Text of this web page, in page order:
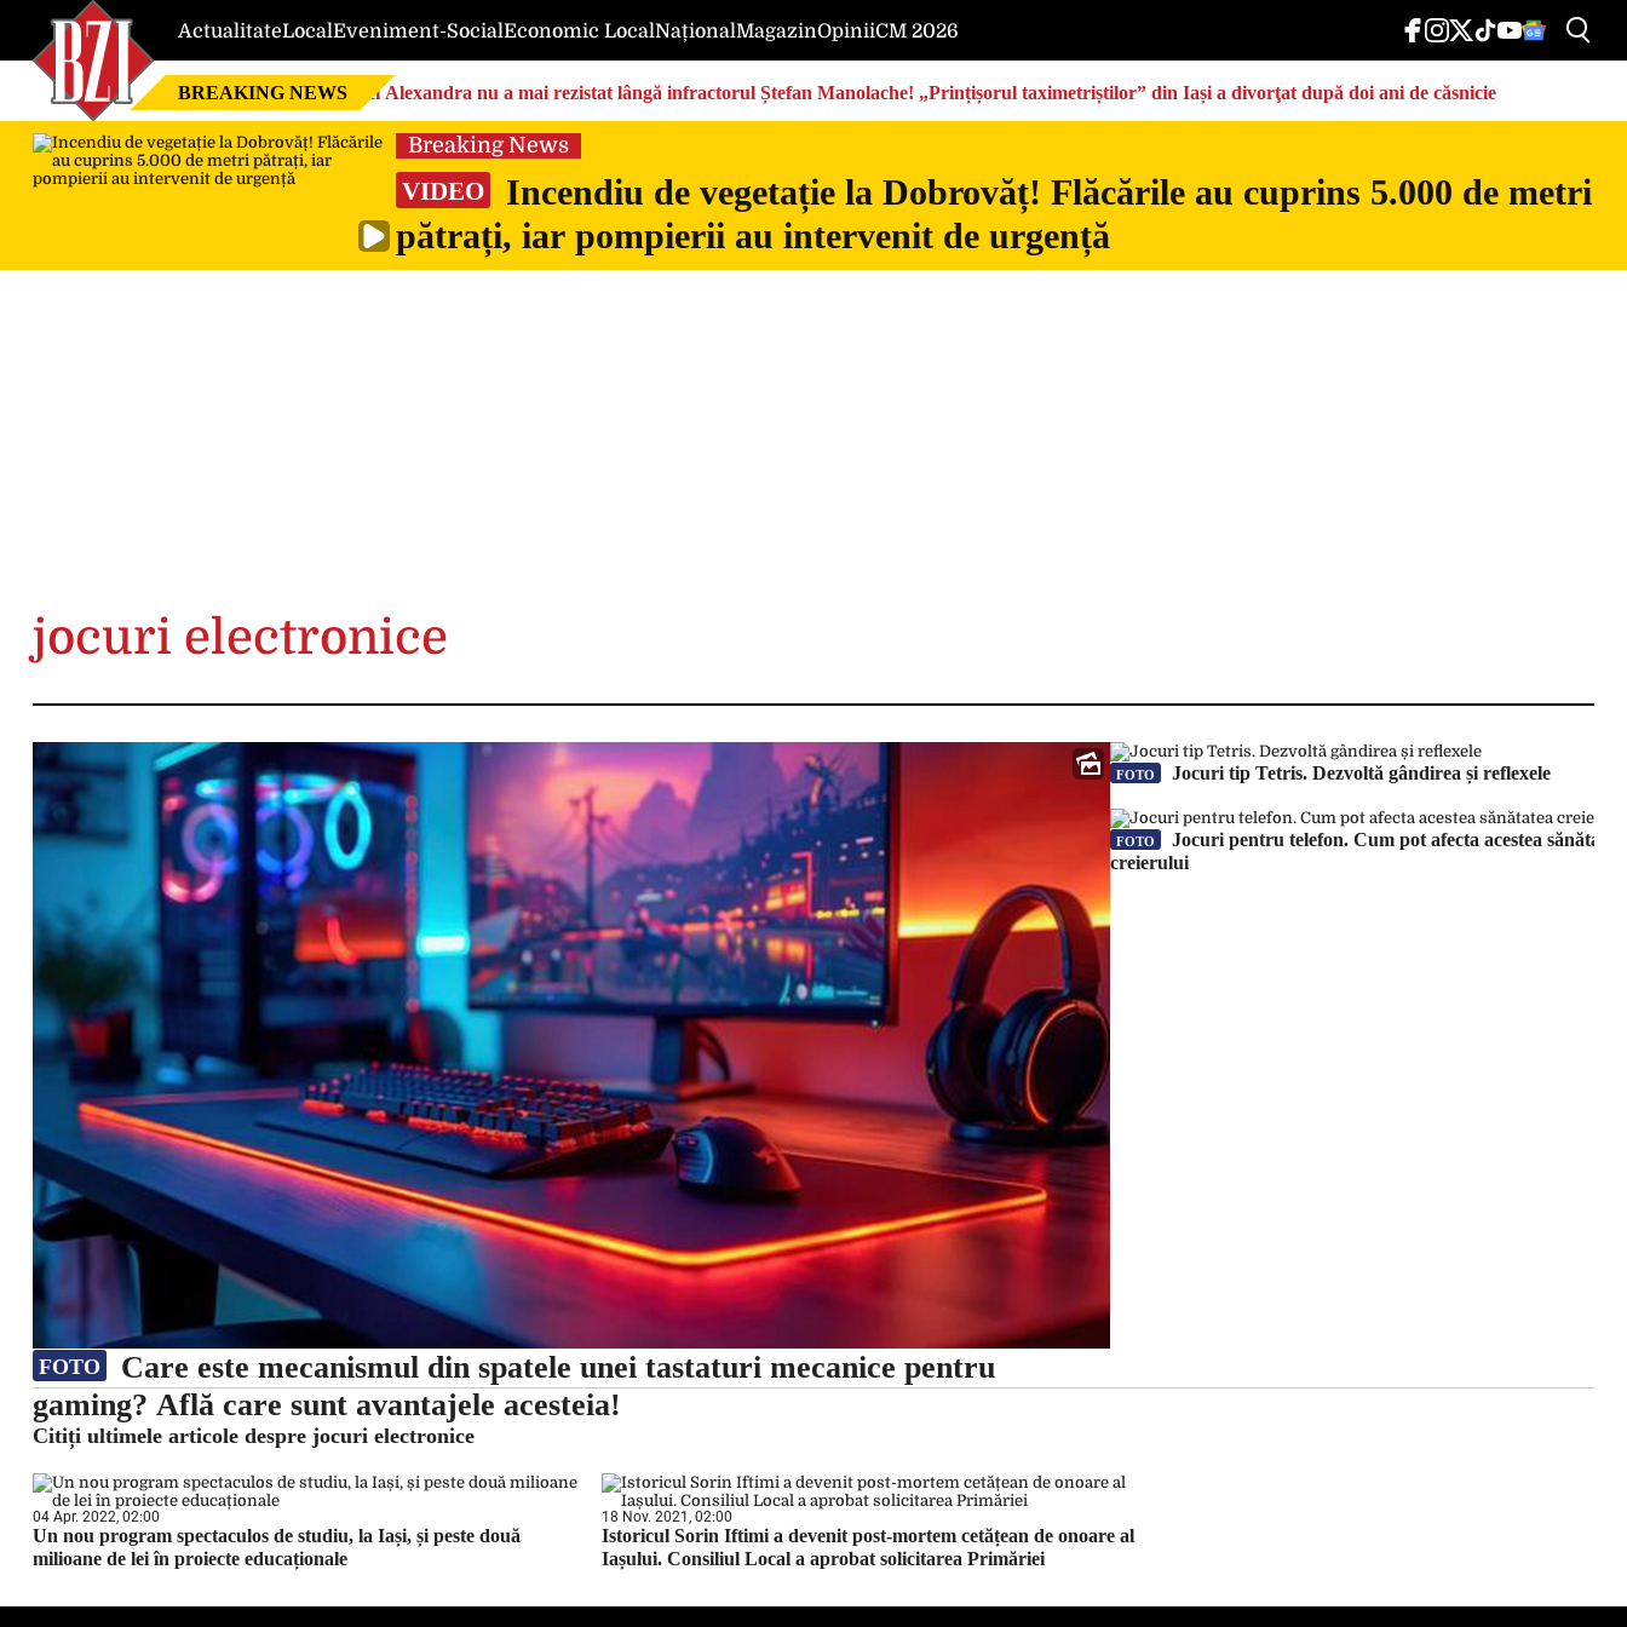
ActualitateLocalEveniment-SocialEconomic LocalNaționalMagazinOpiniiCM 2026
BREAKING NEWS Nici Alexandra nu a mai rezistat lângă infractorul Ștefan Manolache! „Prințișorul taximetriștilor” din Iași a divorţat după doi ani de căsnicie
Breaking News
VIDEO
Incendiu de vegetație la Dobrovăț! Flăcările au cuprins 5.000 de metri
pătrați, iar pompierii au intervenit de urgență
jocuri electronice
FOTO
Care este mecanismul din spatele unei tastaturi mecanice pentru
gaming? Află care sunt avantajele acesteia!
FOTO Jocuri tip Tetris. Dezvoltă gândirea și reflexele
FOTO
Jocuri pentru telefon. Cum pot afecta acestea sănătatea
creierului
Citiți ultimele articole despre jocuri electronice
04 Apr. 2022, 02:00
Un nou program spectaculos de studiu, la Iași, și peste două
milioane de lei în proiecte educaționale
18 Nov. 2021, 02:00
Istoricul Sorin Iftimi a devenit post-mortem cetățean de onoare al
Iașului. Consiliul Local a aprobat solicitarea Primăriei